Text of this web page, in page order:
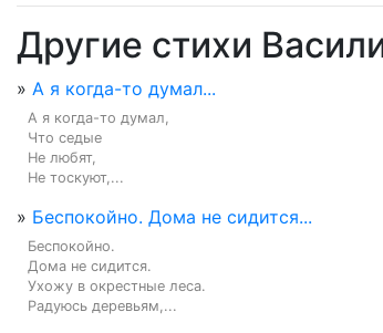
Другие стихи
» А я когда-то думал...
А я когда-то думал,
Что седые
Не любят,
Не тоскуют,...
» Беспокойно. Дома не сидится...
Беспокойно.
Дома не сидится.
Ухожу в окрестные леса.
Радуюсь деревьям,...